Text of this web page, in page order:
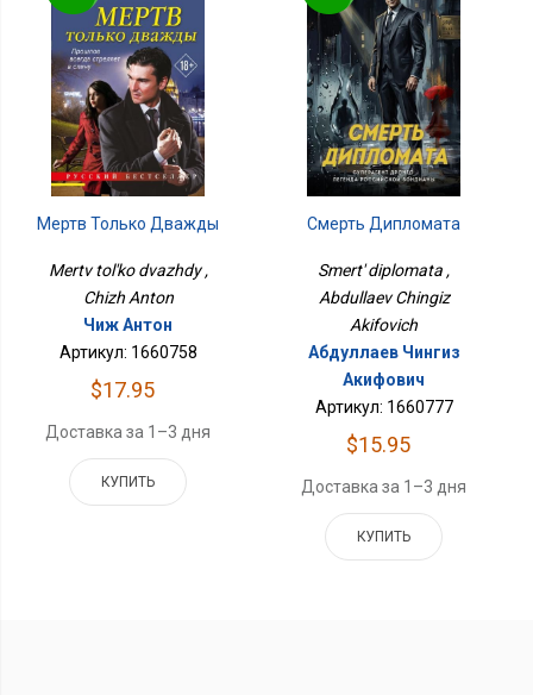
Мертв Только Дважды
Mertv tol'ko dvazhdy ,
Chizh Anton
Чиж Антон
Артикул: 1660758
$17.95
Доставка за 1–3 дня
КУПИТЬ
Смерть Дипломата
Smert' diplomata ,
Abdullaev Chingiz
Akifovich
Абдуллаев Чингиз
Акифович
Артикул: 1660777
$15.95
Доставка за 1–3 дня
КУПИТЬ